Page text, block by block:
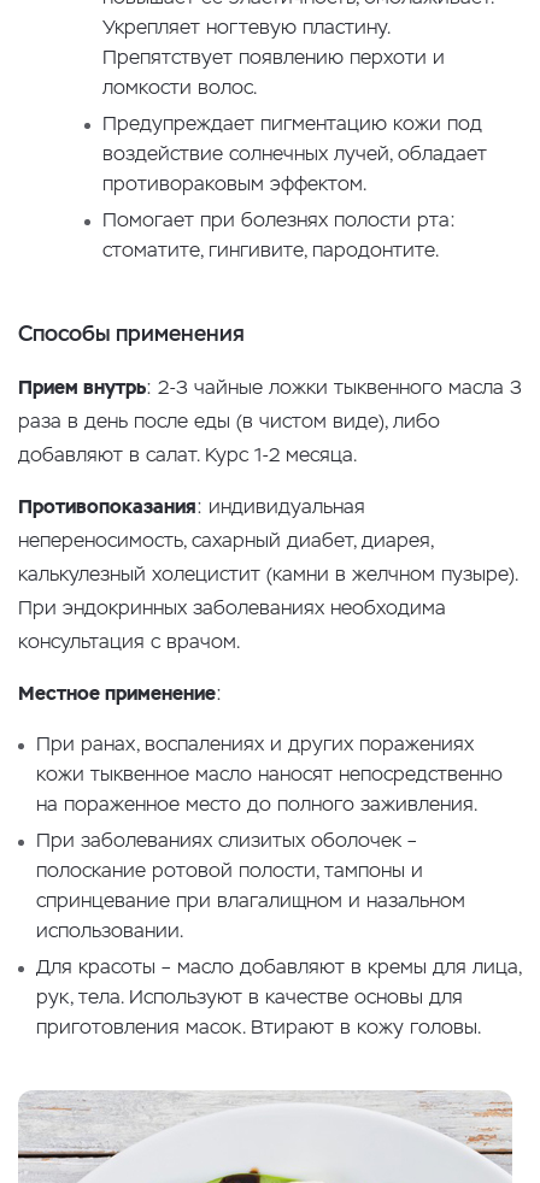
Укрепляет ногтевую пластину.
Препятствует появлению перхоти и
ломкости волос.
Предупреждает пигментацию кожи под
воздействие солнечных лучей, обладает
противораковым эффектом.
Помогает при болезнях полости рта:
стоматите, гингивите, пародонтите.
Способы применения
Прием внутрь: 2-3 чайные ложки тыквенного масла 3
раза в день после еды (в чистом виде), либо
добавляют в салат. Курс 1-2 месяца.
Противопоказания: индивидуальная
непереносимость, сахарный диабет, диарея,
калькулезный холецистит (камни в желчном пузыре).
При эндокринных заболеваниях необходима
консультация с врачом.
Местное применение:
При ранах, воспалениях и других поражениях
кожи тыквенное масло наносят непосредственно
на пораженное место до полного заживления.
При заболеваниях слизитых оболочек –
полоскание ротовой полости, тампоны и
спринцевание при влагалищном и назальном
использовании.
Для красоты – масло добавляют в кремы для лица,
рук, тела. Используют в качестве основы для
приготовления масок. Втирают в кожу головы.